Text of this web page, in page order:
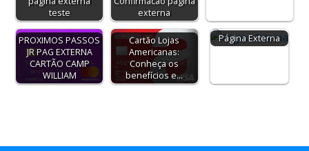
teste
externa
PROXIMOS PASSOS
JR PAG EXTERNA
CARTÃO CAMP
WILLIAM
Cartão Lojas
Americanas:
Conheça os
benefícios e…
Página Externa